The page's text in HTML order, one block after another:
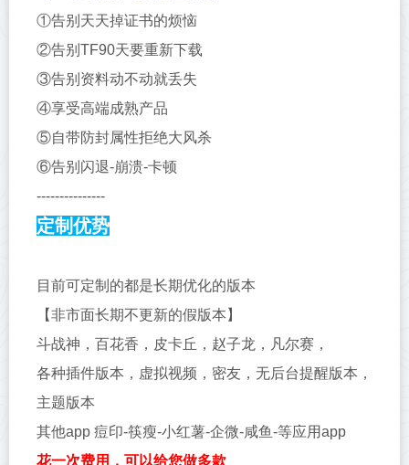
①告别天天掉证书的烦恼
②告别TF90天要重新下载
③告别资料动不动就丢失
④享受高端成熟产品
⑤自带防封属性拒绝大风杀
⑥告别闪退-崩溃-卡顿
---------------
定制优势
目前可定制的都是长期优化的版本
【非市面长期不更新的假版本 】
斗战神，百花香，皮卡丘，赵子龙，凡尔赛，
各种插件版本，虚拟视频，密友，无后台提醒版本，
主题版本
其他app 痘印-筷瘦-小红薯-企微-咸鱼-等应用app
花一次费用，可以给您做多款